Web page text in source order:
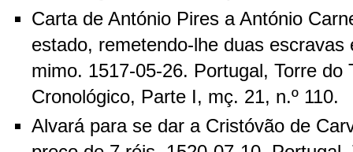
Carta de António Pires a António
estado, remetendo-lhe duas escravas
mimo. 1517-05-26. Portugal, Torre do
Cronológico, Parte I, mç. 21, n.º 110.
Alvará para se dar a Cristóvão de